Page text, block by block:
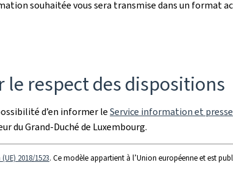
souhaitée vous sera transmise dans un format
respect des dispositions
d’en informer leService information et presse
du Grand-Duché de Luxembourg.
2018/1523. Ce modèle appartient à l’Union européenne et est